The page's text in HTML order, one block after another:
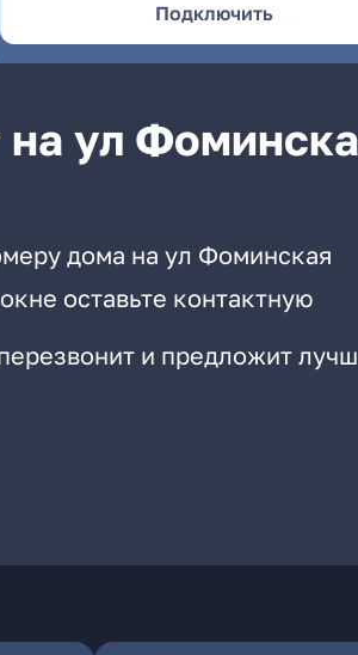
Подключить
ул
дома на ул Фоминская
оставьте контактную
и предложит